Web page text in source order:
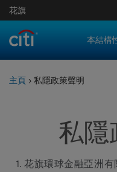
花旗
本結構
主頁 › 私隱政策聲明
私隱
花旗環球金融亞洲